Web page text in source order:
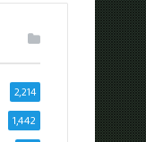
2,214
1,442